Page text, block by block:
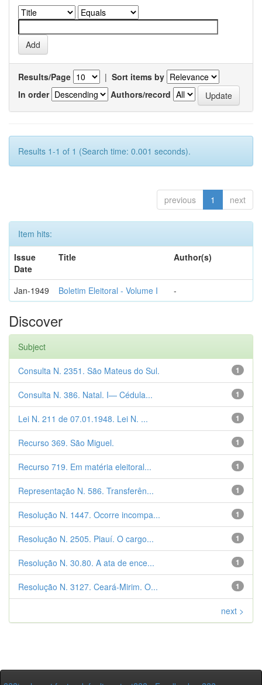
Results/Page | Sort items by
In order
Authors/record
Results 1-1 of 1 (Search time: 0.001 seconds).
previous 1 next
Item hits:
Issue
Date
Title Author(s)
Jan-1949 Boletim Eleitoral - Volume I -
Discover
Subject
1
Consulta N. 2351. São Mateus do Sul.
1
Consulta N. 386. Natal. I— Cédula...
1
Lei N. 211 de 07.01.1948. Lei N. ...
1
Recurso 369. São Miguel.
1
Recurso 719. Em matéria eleitoral...
1
Representação N. 586. Transferên...
1
Resolução N. 1447. Ocorre incompa...
1
Resolução N. 2505. Piauí. O cargo...
1
Resolução N. 30.80. A ata de ence...
1
Resolução N. 3127. Ceará-Mirim. O...
next >